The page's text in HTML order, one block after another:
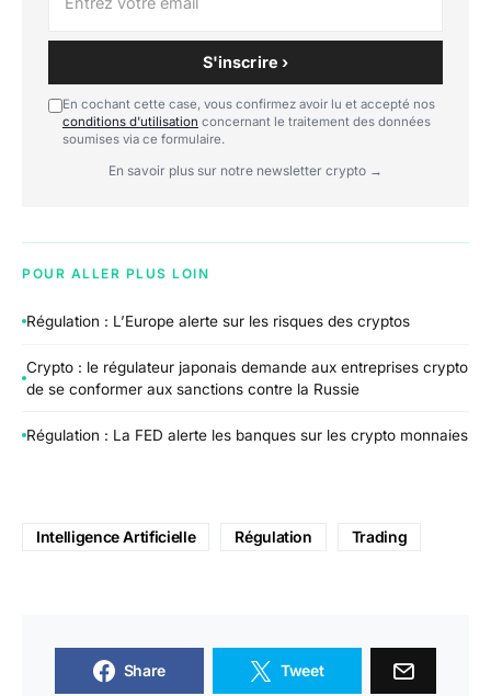
S'inscrire ›
En cochant cette case, vous confirmez avoir lu et accepté nos
conditions d'utilisation concernant le traitement des données
soumises via ce formulaire.
En savoir plus sur notre newsletter crypto →
POUR ALLER PLUS LOIN
Régulation : L’Europe alerte sur les risques des cryptos
Crypto : le régulateur japonais demande aux entreprises crypto
de se conformer aux sanctions contre la Russie
Régulation : La FED alerte les banques sur les crypto monnaies
Intelligence Artificielle Régulation Trading
Share Tweet